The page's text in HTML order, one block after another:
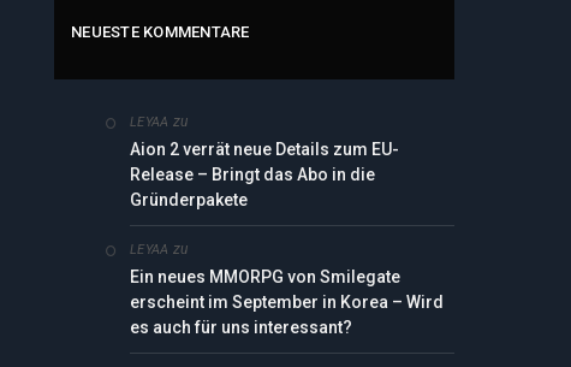
NEUESTE KOMMENTARE
LEYAA zu
Aion 2 verrät neue Details zum EU-
Release – Bringt das Abo in die
Gründerpakete
LEYAA zu
Ein neues MMORPG von Smilegate
erscheint im September in Korea – Wird
es auch für uns interessant?